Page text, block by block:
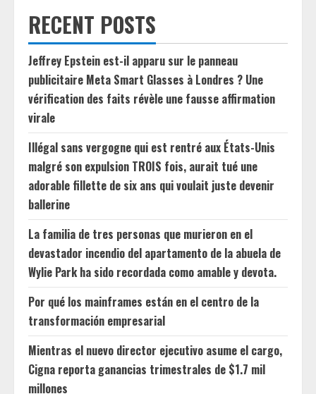
RECENT POSTS
Jeffrey Epstein est-il apparu sur le panneau
publicitaire Meta Smart Glasses à Londres ? Une
vérification des faits révèle une fausse affirmation
virale
Illégal sans vergogne qui est rentré aux États-Unis
malgré son expulsion TROIS fois, aurait tué une
adorable fillette de six ans qui voulait juste devenir
ballerine
La familia de tres personas que murieron en el
devastador incendio del apartamento de la abuela de
Wylie Park ha sido recordada como amable y devota.
Por qué los mainframes están en el centro de la
transformación empresarial
Mientras el nuevo director ejecutivo asume el cargo,
Cigna reporta ganancias trimestrales de $1.7 mil
millones